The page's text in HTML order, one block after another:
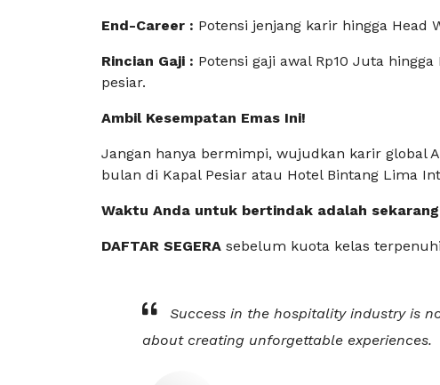
End-Career : Potensi jenjang karir hingga Head
Rincian Gaji : Potensi gaji awal Rp10 Juta
pesiar.
Ambil Kesempatan Emas Ini!
Jangan hanya bermimpi, wujudkan karir global
bulan di Kapal Pesiar atau Hotel Bintang Lima
Waktu Anda untuk bertindak adalah
DAFTAR SEGERA sebelum kuota kelas
Success in the hospitality industry is
about creating unforgettable experiences.